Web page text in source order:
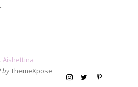
Aishettina
byThemeXpose